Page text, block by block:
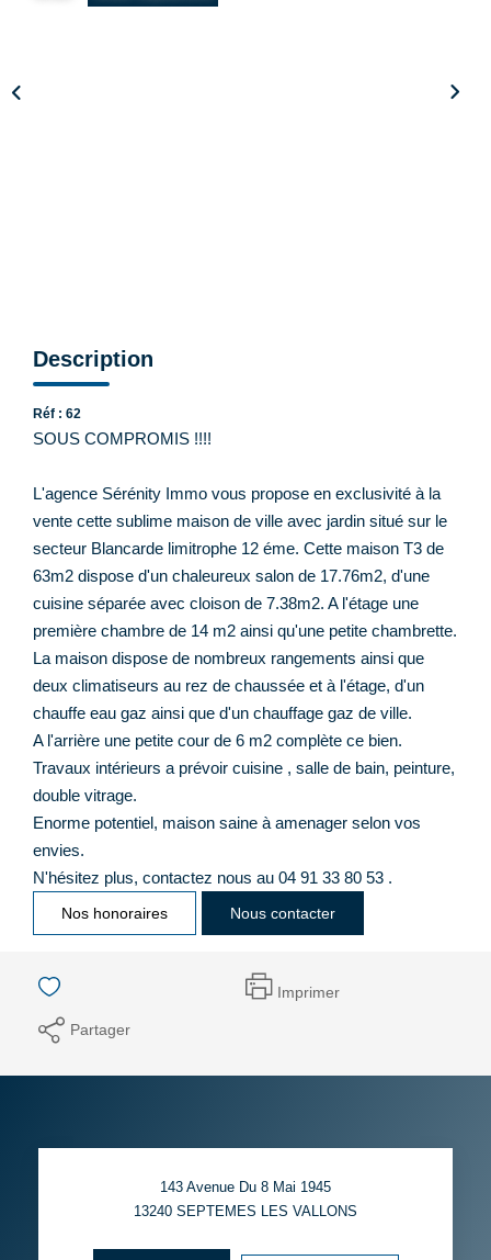
Description
Réf : 62
SOUS COMPROMIS !!!!
L'agence Sérénity Immo vous propose en exclusivité à la
vente cette sublime maison de ville avec jardin situé sur le
secteur Blancarde limitrophe 12 éme. Cette maison T3 de
63m2 dispose d'un chaleureux salon de 17.76m2, d'une
cuisine séparée avec cloison de 7.38m2. A l'étage une
première chambre de 14 m2 ainsi qu'une petite chambrette.
La maison dispose de nombreux rangements ainsi que
deux climatiseurs au rez de chaussée et à l'étage, d'un
chauffe eau gaz ainsi que d'un chauffage gaz de ville.
A l'arrière une petite cour de 6 m2 complète ce bien.
Travaux intérieurs a prévoir cuisine , salle de bain, peinture,
double vitrage.
Enorme potentiel, maison saine à amenager selon vos
envies.
N'hésitez plus, contactez nous au 04 91 33 80 53 .
Nos honoraires Nous contacter
Imprimer
Partager
143 Avenue Du 8 Mai 1945
13240 SEPTEMES LES VALLONS